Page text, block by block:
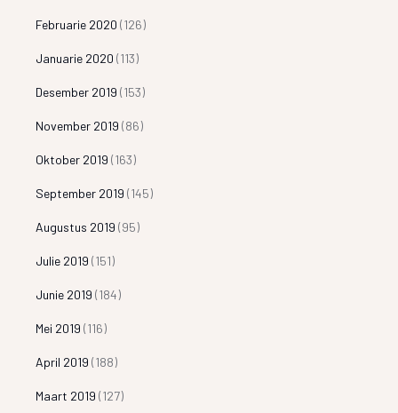
Februarie 2020 (126)
Januarie 2020 (113)
Desember 2019 (153)
November 2019 (86)
Oktober 2019 (163)
September 2019 (145)
Augustus 2019 (95)
Julie 2019 (151)
Junie 2019 (184)
Mei 2019 (116)
April 2019 (188)
Maart 2019 (127)